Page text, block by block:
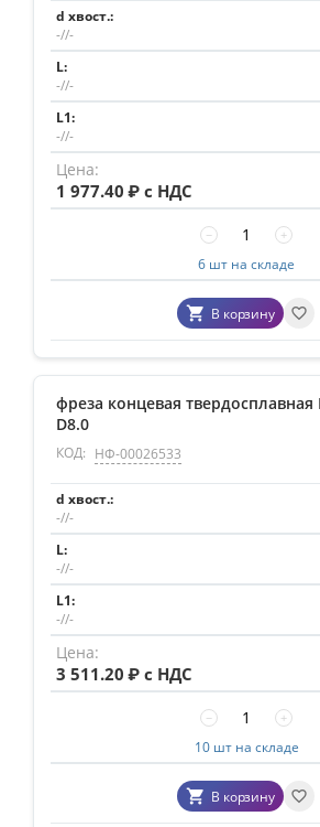
-//-
-//-
-//-
1 977.40 ₽ с НДС
+
−
6 шт на складе
В корзину
фреза концевая твердосплавная
D8.0
КОД: НФ-00026533
-//-
-//-
-//-
3 511.20 ₽ с НДС
+
−
10 шт на складе
В корзину